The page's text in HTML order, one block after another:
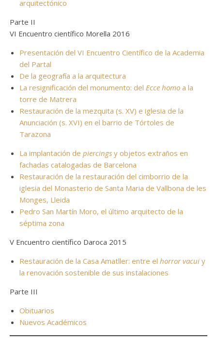
arquitectónico
Parte II
VI Encuentro científico Morella 2016
Presentación del VI Encuentro Científico de la Academia
del Partal
De la geografía a la arquitectura
La resignificación del monumento: del Ecce homo a la
torre de Matrera
Restauración de la mezquita (s. XV) e iglesia de la
Anunciación (s. XVI) en el barrio de Tórtoles de
Tarazona
La implantación de piercings y objetos extraños en
fachadas catalogadas de Barcelona
Restauración de la restauración del cimborrio de la
iglesia del Monasterio de Santa Maria de Vallbona de les
Monges, Lleida
Pedro San Martín Moro, el último arquitecto de la
séptima zona
V Encuentro científico Daroca 2015
Restauración de la Casa Amatller: entre el horror vacui y
la renovación sostenible de sus instalaciones
Parte III
Obituarios
Nuevos Académicos